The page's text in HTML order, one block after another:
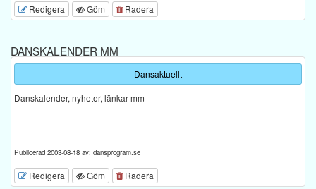
Redigera Göm Radera
DANSKALENDER MM
Dansaktuellt
Danskalender, nyheter, länkar mm
Publicerad 2003-08-18 av: dansprogram.se
Redigera Göm Radera